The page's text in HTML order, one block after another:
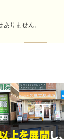
りません。